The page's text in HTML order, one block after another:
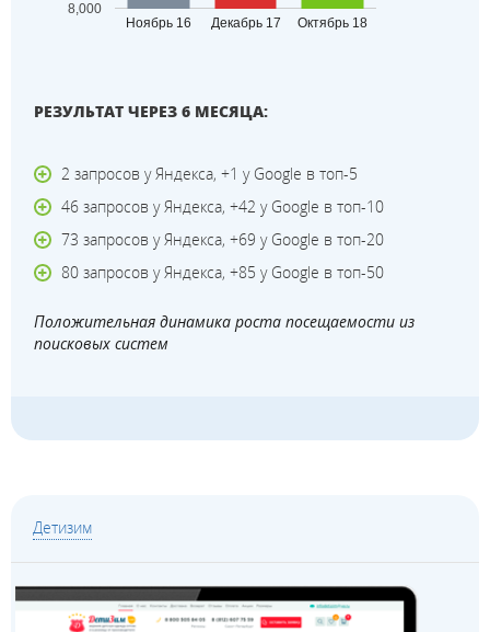
Ноябрь 16 Декабрь 17 Октябрь 18
8,000
РЕЗУЛЬТАТ ЧЕРЕЗ 6 МЕСЯЦА:
2 запросов у Яндекса, +1 у Google в топ-5
46 запросов у Яндекса, +42 у Google в топ-10
73 запросов у Яндекса, +69 у Google в топ-20
80 запросов у Яндекса, +85 у Google в топ-50
Положительная динамика роста посещаемости из
поисковых систем
Детизим